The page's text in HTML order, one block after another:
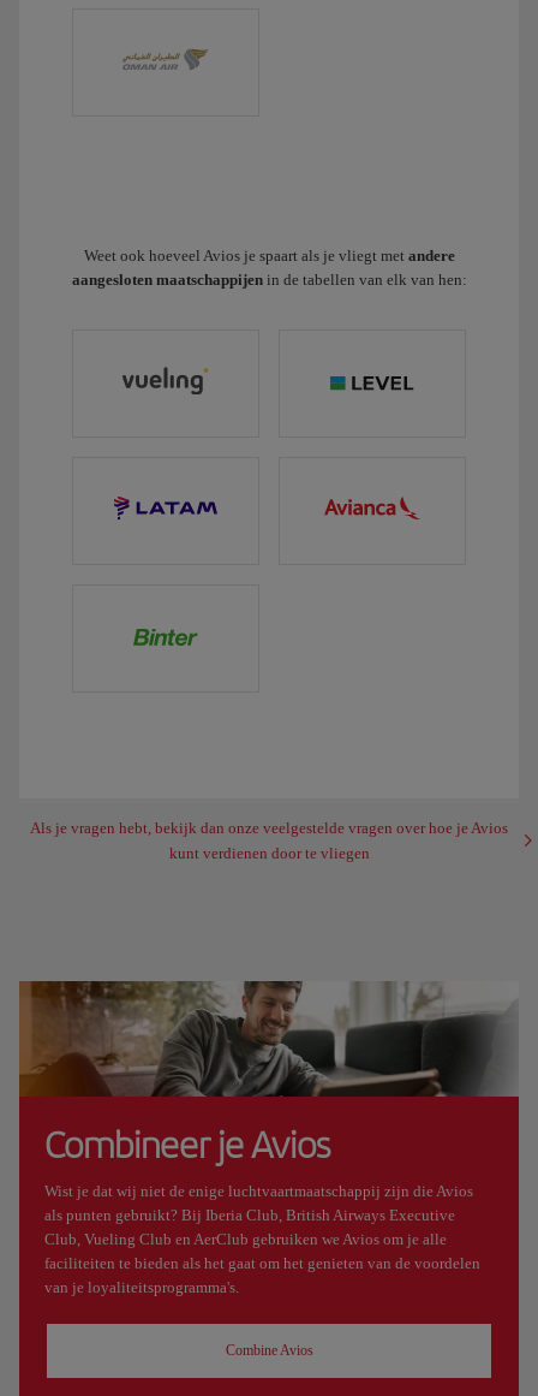
Weet ook hoeveel Avios je spaart als je vliegt met andere
aangesloten maatschappijenin de tabellen van elk van hen:
Als je vragen hebt, bekijk dan onze veelgestelde vragen over hoe je Avios
kunt verdienen door te vliegen
Combineer je Avios
Wist je dat wij niet de enige luchtvaartmaatschappij zijn die Avios
als punten gebruikt? Bij Iberia Club, British Airways Executive
Club, Vueling Club en AerClub gebruiken we Avios om je alle
faciliteiten te bieden als het gaat om het genieten van de voordelen
van je loyaliteitsprogramma's.
Combine Avios